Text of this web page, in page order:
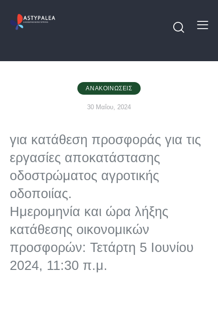
ΑΝΑΚΟΙΝΏΣΕΙΣ
30 Μαΐου, 2024
για κατάθεση προσφοράς για τις
εργασίες αποκατάστασης
οδοστρώματος αγροτικής
οδοποιίας.
Ημερομηνία και ώρα λήξης
κατάθεσης οικονομικών
προσφορών: Τετάρτη 5 Ιουνίου
2024, 11:30 π.μ.